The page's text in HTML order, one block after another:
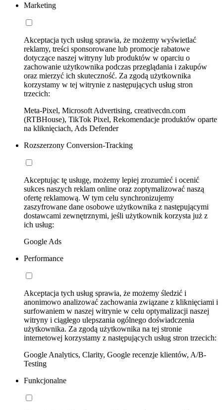
Marketing
Akceptacja tych usług sprawia, że możemy wyświetlać
reklamy, treści sponsorowane lub promocje rabatowe
dotyczące naszej witryny lub produktów w oparciu o
zachowanie użytkownika podczas przeglądania i zakupów
oraz mierzyć ich skuteczność. Za zgodą użytkownika
korzystamy w tej witrynie z następujących usług stron
trzecich:
Meta-Pixel, Microsoft Advertising, creativecdn.com
(RTBHouse), TikTok Pixel, Rekomendacje produktów oparte
na kliknięciach, Ads Defender
Rozszerzony Conversion-Tracking
Akceptując tę usługę, możemy lepiej zrozumieć i ocenić
sukces naszych reklam online oraz zoptymalizować naszą
ofertę reklamową. W tym celu synchronizujemy
zaszyfrowane dane osobowe użytkownika z następującymi
dostawcami zewnętrznymi, jeśli użytkownik korzysta już z
ich usług:
Google Ads
Performance
Akceptacja tych usług sprawia, że możemy śledzić i
anonimowo analizować zachowania związane z kliknięciami i
surfowaniem w naszej witrynie w celu optymalizacji naszej
witryny i ciągłego ulepszania ogólnego doświadczenia
użytkownika. Za zgodą użytkownika na tej stronie
internetowej korzystamy z następujących usług stron trzecich:
Google Analytics, Clarity, Google recenzje klientów, A/B-
Testing
Funkcjonalne